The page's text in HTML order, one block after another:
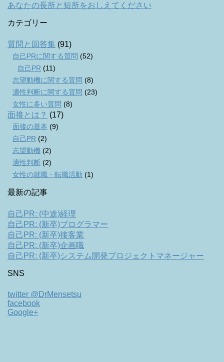
あなたの長所と短所をおしえてください
カテゴリー
質問と回答集 (91)
自己PRに関する質問 (52)
自己PR (11)
志望動機に関する質問 (8)
適性判断に関する質問 (23)
女性に多い質問 (8)
面接とは？ (17)
面接の基本 (9)
自己PR (2)
志望動機 (2)
適性判断 (2)
女性の就職・転職活動 (1)
最新の記事
自己PR: (中途)経理
自己PR: (新卒)プログラマー
自己PR: (新卒)接客業
自己PR: (新卒)企画職
自己PR: (新卒)システム開発プロジェクトマネージャー
SNS
twitter @DrMensetsu
facebook
Google+